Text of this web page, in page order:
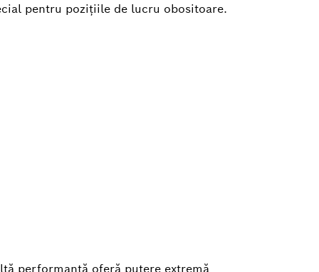
pentru poziţiile de lucru obositoare.
performanţă oferă putere extremă